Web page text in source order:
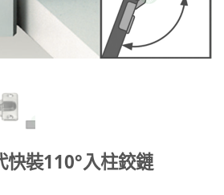
快裝110°入柱鉸鏈